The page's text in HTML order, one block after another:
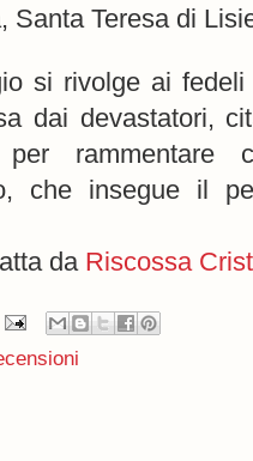
Santa Teresa di
si rivolge ai
dai devastatori,
per
che insegue il
da Riscossa